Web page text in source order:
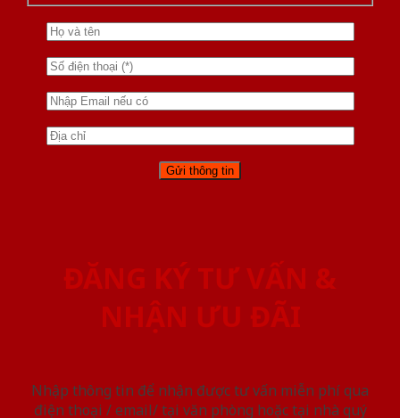
ĐĂNG KÝ TƯ VẤN &
NHẬN ƯU ĐÃI
Nhập thông tin để nhận được tư vấn miễn phí qua
điện thoại / email/ tại văn phòng hoặc tại nhà quý